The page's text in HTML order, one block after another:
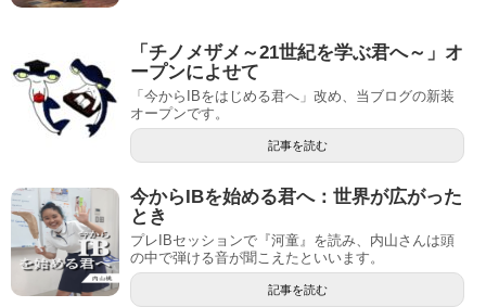
「チノメザメ～21世紀を学ぶ君へ～」オ
ープンによせて
「今からIBをはじめる君へ」改め、当ブログの新装
オープンです。
記事を読む
今からIBを始める君へ：世界が広がった
とき
プレIBセッションで『河童』を読み、内山さんは頭
の中で弾ける音が聞こえたといいます。
記事を読む